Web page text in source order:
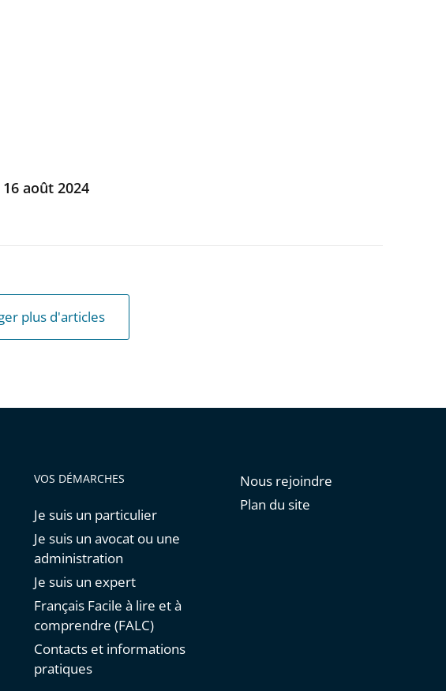
août 2024
plus d'articles
VOS DÉMARCHES
Je suis un particulier
Je suis un avocat ou une
administration
Je suis un expert
Français Facile à lire et à
comprendre (FALC)
Contacts et informations
pratiques
Nous rejoindre
Plan du site